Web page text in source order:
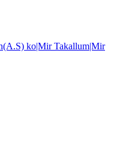
ko|Mir Takallum|Mir